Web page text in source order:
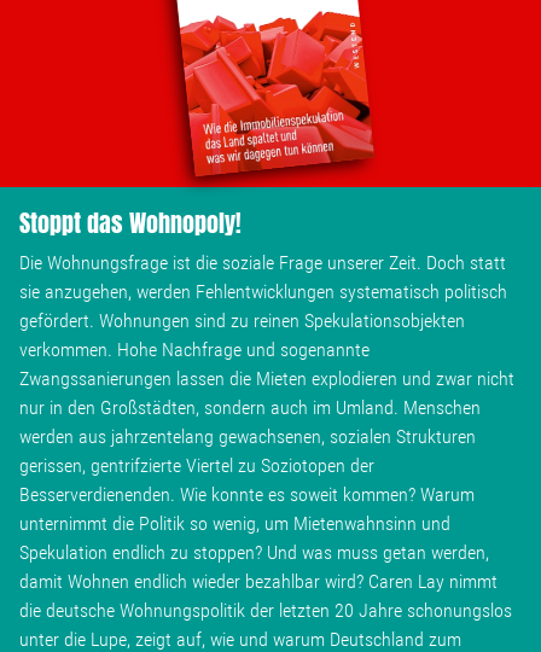
Das Buch
Leseprobe
Pressestimmen
Bestellen
Stoppt das Wohnopoly!
Die Wohnungsfrage ist die soziale Frage unserer Zeit. Doch statt
sie anzugehen, werden Fehlentwicklungen systematisch politisch
gefördert. Wohnungen sind zu reinen Spekulationsobjekten
verkommen. Hohe Nachfrage und sogenannte
Zwangssanierungen lassen die Mieten explodieren und zwar nicht
nur in den Großstädten, sondern auch im Umland. Menschen
werden aus jahrzentelang gewachsenen, sozialen Strukturen
gerissen, gentrifzierte Viertel zu Soziotopen der
Besserverdienenden. Wie konnte es soweit kommen? Warum
unternimmt die Politik so wenig, um Mietenwahnsinn und
Spekulation endlich zu stoppen? Und was muss getan werden,
damit Wohnen endlich wieder bezahlbar wird? Caren Lay nimmt
die deutsche Wohnungspolitik der letzten 20 Jahre schonungslos
unter die Lupe, zeigt auf, wie und warum Deutschland zum